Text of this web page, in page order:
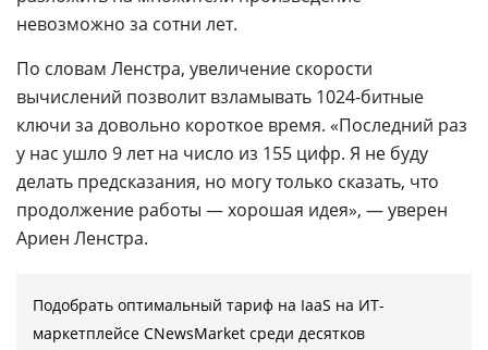
невозможно за сотни лет.
По словам Ленстра, увеличение скорости
вычислений позволит взламывать 1024-битные
ключи за довольно короткое время. «Последний раз
у нас ушло 9 лет на число из 155 цифр. Я не буду
делать предсказания, но могу только сказать, что
продолжение работы — хорошая идея», — уверен
Ариен Ленстра.
Подобрать оптимальный тариф на IaaS на ИТ-
маркетплейсе CNewsMarket среди десятков